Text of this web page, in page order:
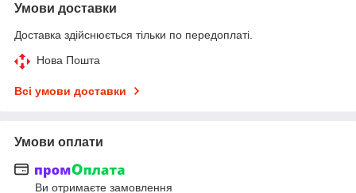
Умови доставки
Доставка здійснюється тільки по передоплаті.
Нова Пошта
Всі умови доставки
Умови оплати
Ви отримаєте замовлення